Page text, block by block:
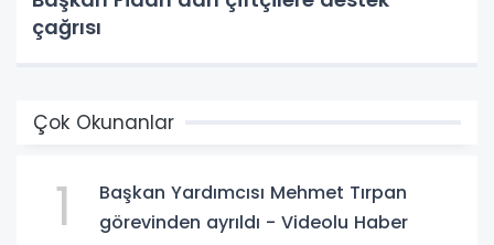
çağrısı
Çok Okunanlar
1
Başkan Yardımcısı Mehmet Tırpan
görevinden ayrıldı - Videolu Haber